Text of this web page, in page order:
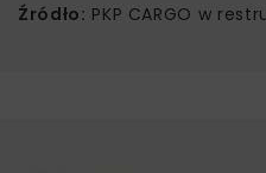
Źródło: PKP CARGO w